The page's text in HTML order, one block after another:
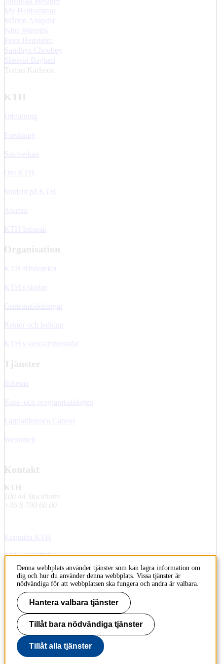
My Hedhammar
Mårten Ahlquist
Nina Wormbs
Peter Hedström
Sandhya Choubey
Shervin Bagheri
Tomas Karlsson
KTH
Utbildning
Forskning
Samverkan
Om KTH
Student på KTH
Alumni
KTH Intranät
Organisation
KTH Biblioteket
KTH:s skolor
Centrumbildningar
Rektor och ledning
KTH:s verksamhetsstöd
Tjänster
Schema
Kurs- och programkatalogen
Lärplattformen Canvas
Webbmejl
Kontakt
KTH
100 44 Stockholm
+46 8 790 60 00
Kontakta KTH
Jobba på KTH
Press och media
Faktura och betalning KTH
Om KTH:s webbplatser
Tillgänglighetsredogörelse
Till sidans topp
Denna webbplats använder tjänster som kan lagra information om
dig och hur du använder denna webbplats. Vissa tjänster är
nödvändiga för att webbplatsen ska fungera och andra är valbara.
Hantera valbara tjänster
Tillåt bara nödvändiga tjänster
Tillåt alla tjänster